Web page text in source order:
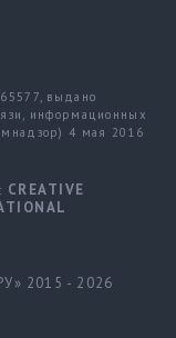
выдано
информационных
4 мая 2016
CREATIVE
2015 - 2026